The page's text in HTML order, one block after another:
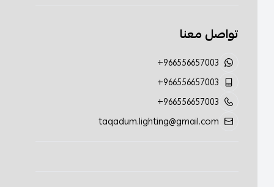
تواصل معنا
+966556657003
+966556657003
+966556657003
taqadum.lighting@gmail.com